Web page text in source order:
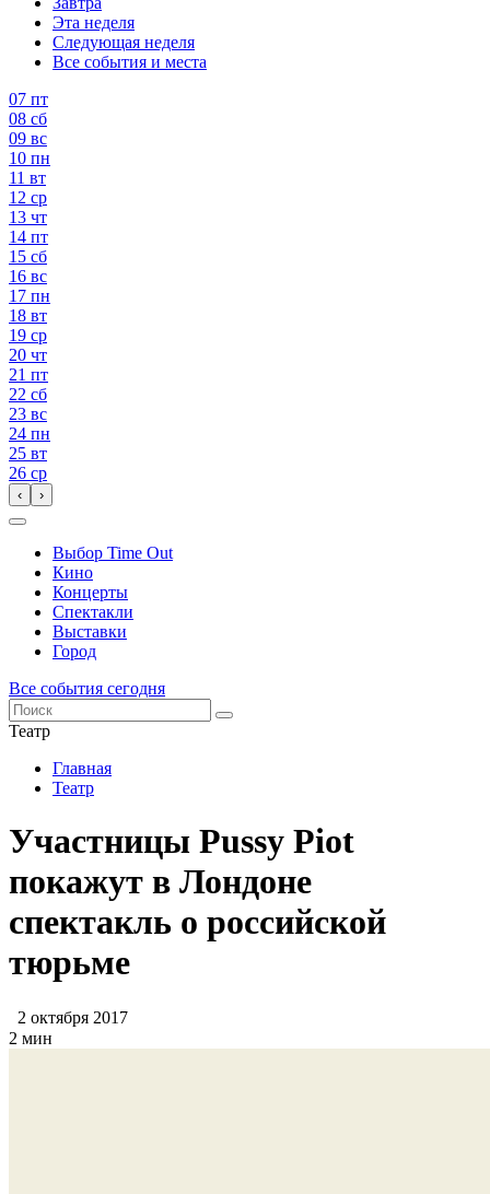
Эта неделя
Следующая неделя
Все события и места
07 пт
08 сб
09 вс
10 пн
11 вт
12 ср
13 чт
14 пт
15 сб
16 вс
17 пн
18 вт
19 ср
20 чт
21 пт
22 сб
23 вс
24 пн
25 вт
26 ср
‹ ›
Выбор Time Out
Кино
Концерты
Спектакли
Выставки
Город
Все события сегодня
Театр
Главная
Театр
Участницы Pussy Piot
покажут в Лондоне
спектакль о российской
тюрьме
2 октября 2017
2 мин